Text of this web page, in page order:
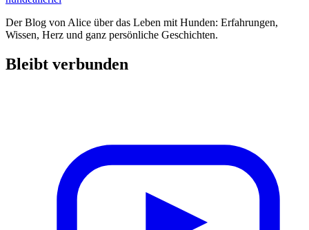
Der Blog von Alice über das Leben mit Hunden: Erfahrungen,
Wissen, Herz und ganz persönliche Geschichten.
Bleibt verbunden